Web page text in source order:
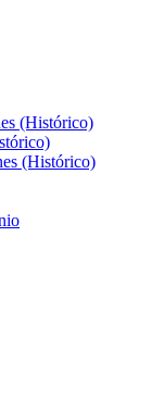
(Histórico)
(Histórico)